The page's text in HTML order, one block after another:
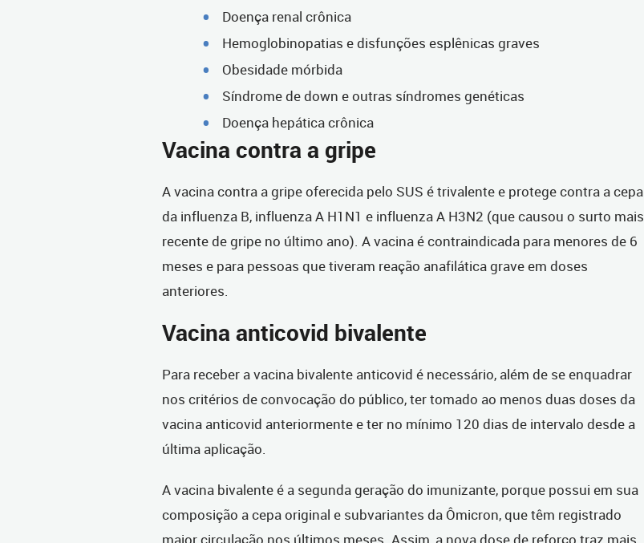
Doença renal crônica
Hemoglobinopatias e disfunções esplênicas graves
Obesidade mórbida
Síndrome de down e outras síndromes genéticas
Doença hepática crônica
Vacina contra a gripe
A vacina contra a gripe oferecida pelo SUS é trivalente e protege contra a cepa
da influenza B, influenza A H1N1 e influenza A H3N2 (que causou o surto mais
recente de gripe no último ano). A vacina é contraindicada para menores de 6
meses e para pessoas que tiveram reação anafilática grave em doses
anteriores.
Vacina anticovid bivalente
Para receber a vacina bivalente anticovid é necessário, além de se enquadrar
nos critérios de convocação do público, ter tomado ao menos duas doses da
vacina anticovid anteriormente e ter no mínimo 120 dias de intervalo desde a
última aplicação.
A vacina bivalente é a segunda geração do imunizante, porque possui em sua
composição a cepa original e subvariantes da Ômicron, que têm registrado
maior circulação nos últimos meses. Assim, a nova dose de reforço traz mais